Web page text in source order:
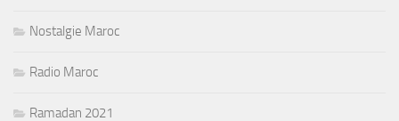
Nostalgie Maroc
Radio Maroc
Ramadan 2021